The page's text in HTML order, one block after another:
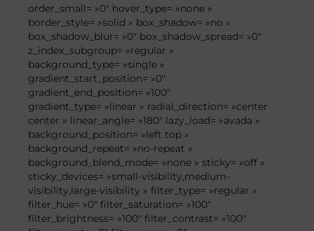
order_small= »0″ hover_type= »none »
border_style= »solid » box_shadow= »no »
box_shadow_blur= »0″ box_shadow_spread= »0″
z_index_subgroup= »regular »
background_type= »single »
gradient_start_position= »0″
gradient_end_position= »100″
gradient_type= »linear » radial_direction= »center
center » linear_angle= »180″ lazy_load= »avada »
background_position= »left top »
background_repeat= »no-repeat »
background_blend_mode= »none » sticky= »off »
sticky_devices= »small-visibility,medium-
visibility,large-visibility » filter_type= »regular »
filter_hue= »0″ filter_saturation= »100″
filter_brightness= »100″ filter_contrast= »100″